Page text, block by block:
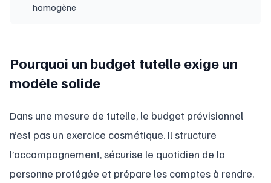
homogène
Pourquoi un budget tutelle exige un
modèle solide
Dans une mesure de tutelle, le budget prévisionnel
n’est pas un exercice cosmétique. Il structure
l’accompagnement, sécurise le quotidien de la
personne protégée et prépare les comptes à rendre.